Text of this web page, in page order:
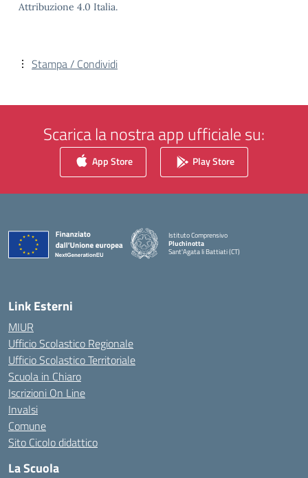
Attribuzione 4.0 Italia.
Stampa / Condividi
Scarica la nostra app ufficiale su:
App Store Play Store
Istituto Comprensivo
Pluchinotta
Sant'Agata li Battiati (CT)
— Visita la pagina iniziale della scuola
Link Esterni
MIUR
Ufficio Scolastico Regionale
Ufficio Scolastico Territoriale
Scuola in Chiaro
Iscrizioni On Line
Invalsi
Comune
Sito Cicolo didattico
La Scuola